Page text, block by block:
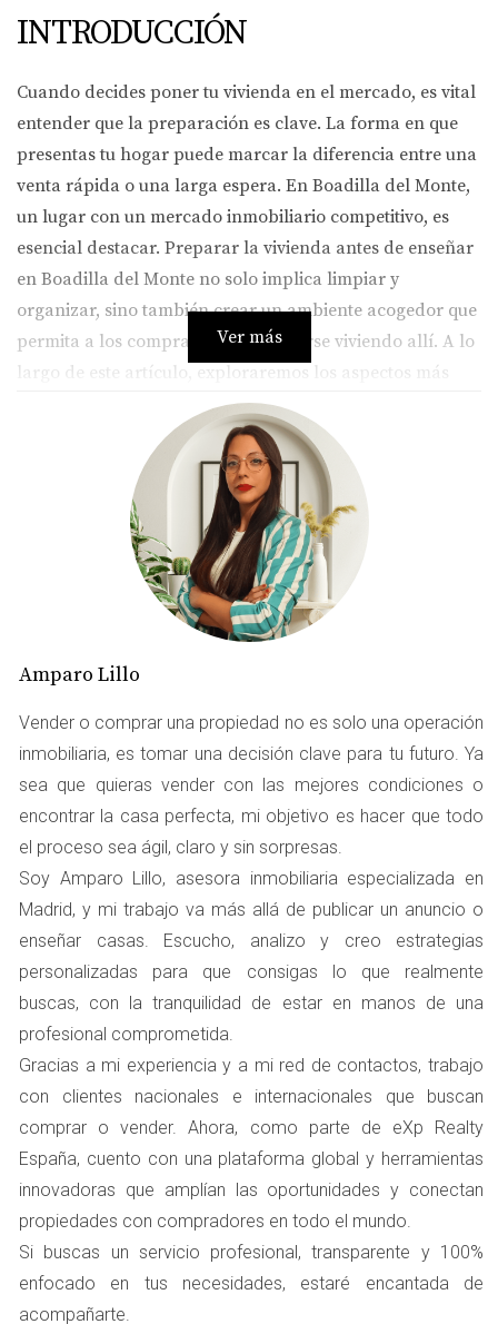
INTRODUCCIÓN
Cuando decides poner tu vivienda en el mercado, es vital
entender que la preparación es clave. La forma en que
presentas tu hogar puede marcar la diferencia entre una
venta rápida o una larga espera. En Boadilla del Monte,
un lugar con un mercado inmobiliario competitivo, es
esencial destacar. Preparar la vivienda antes de enseñar
en Boadilla del Monte no solo implica limpiar y
organizar, sino también crear un ambiente acogedor que
permita a los compradores imaginarse viviendo allí. A lo
largo de este artículo, exploraremos los aspectos más
importantes que debes considerar y cómo Amparo Lillo
aplica su experiencia para ayudar a los propietarios a
lograr una presentación impecable.
ORDEN Y LIMPIEZA
El primer paso para preparar tu vivienda es asegurarte
de que esté ordenada y limpia. Esto puede parecer obvio,
pero muchas personas subestiman el impacto que tiene
un espacio desordenado en la percepción del
Deshazte del Desorden
Antes de abrir las puertas de tu hogar a posibles
compradores, es crucial eliminar cualquier objeto
innecesario. Esto incluye muebles que no se utilizan, ropa
acumulada y cualquier cosa que pueda distraer la
atención del comprador. Recuerda que menos es más; un
espacio despejado permite que los visitantes se
concentren en las características positivas de tu hogar.
Limpieza Profunda
Una limpieza profunda es esencial antes de mostrar tu
vivienda. Asegúrate de limpiar a fondo cada rincón:
ventanas, alfombras, baños y cocina deben brillar.
Considera contratar a un servicio profesional si sientes
que no puedes hacerlo tú mismo. Una casa limpia no solo
huele bien, sino que también transmite cuidado y
atención al detalle.
Ver más
Amparo Lillo
Vender o comprar una propiedad no es solo una operación
inmobiliaria, es tomar una decisión clave para tu futuro. Ya
sea que quieras vender con las mejores condiciones o
encontrar la casa perfecta, mi objetivo es hacer que todo
el proceso sea ágil, claro y sin sorpresas.
Soy Amparo Lillo, asesora inmobiliaria especializada en
Madrid, y mi trabajo va más allá de publicar un anuncio o
enseñar casas. Escucho, analizo y creo estrategias
personalizadas para que consigas lo que realmente
buscas, con la tranquilidad de estar en manos de una
profesional comprometida.
Gracias a mi experiencia y a mi red de contactos, trabajo
con clientes nacionales e internacionales que buscan
comprar o vender. Ahora, como parte de eXp Realty
España, cuento con una plataforma global y herramientas
innovadoras que amplían las oportunidades y conectan
propiedades con compradores en todo el mundo.
Si buscas un servicio profesional, transparente y 100%
enfocado en tus necesidades, estaré encantada de
acompañarte.